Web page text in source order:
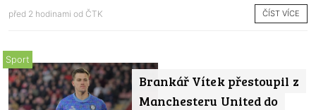
před 2 hodinami od ČTK ČÍST VÍCE
Brankář Vítek přestoupil z
Manchesteru United do
Sport